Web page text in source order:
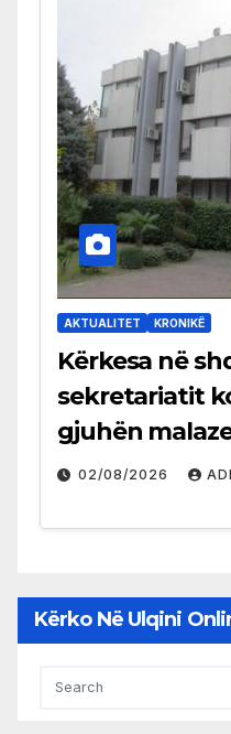
AKTUALITET KRONIKË
Kërkesa në
sekretariatit
gjuhën
02/08/2026
Kërko Në Ulqini